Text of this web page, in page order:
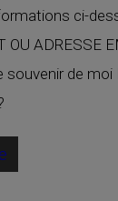
ci-
OU ADRESSE
souvenir de